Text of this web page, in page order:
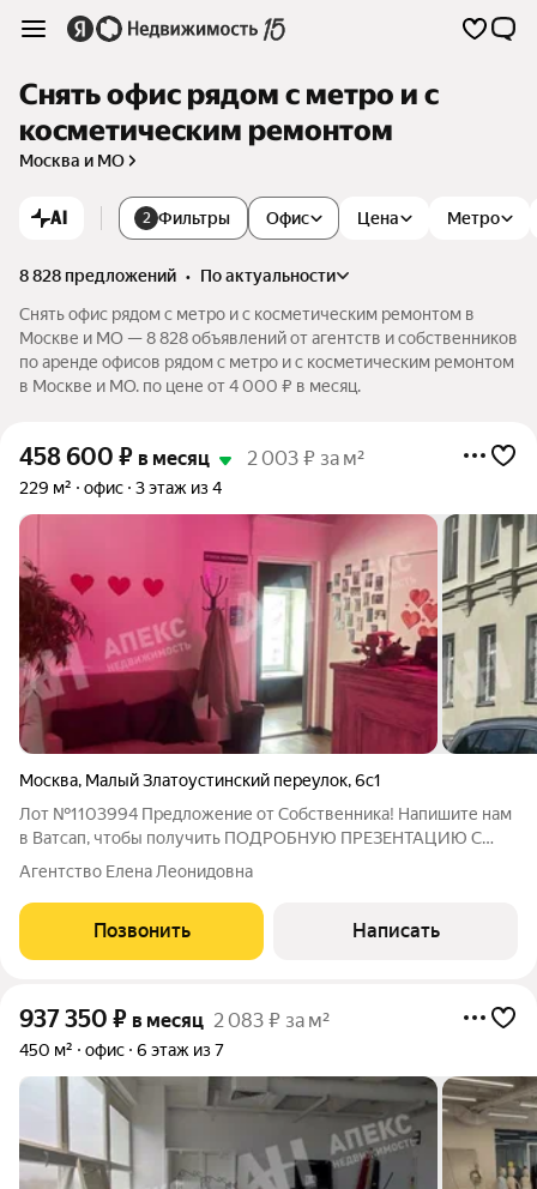
Снять офис рядом с метро и с
косметическим ремонтом
Москва и МО
AI 2 Фильтры Офис Цена Метро
8 828 предложений •
по актуальности
Снять офис рядом с метро и с косметическим ремонтом в
Москве и МО — 8 828 объявлений от агентств и собственников
по аренде офисов рядом с метро и с косметическим ремонтом
в Москве и МО. по цене от 4 000 ₽ в месяц.
458 600 ₽ в месяц 2 003 ₽ за м²
229 м² офис 3 этаж из 4
Москва, Малый Златоустинский переулок,6с1
Лот №1103994 Предложение от Собственника! Напишите нам
в Ватсап, чтобы получить ПОДРОБНУЮ ПРЕЗЕНТАЦИЮ С
ПЛАНИРОВКОЙ И ФОТОГРАФИЯМИ! Предлагается в аренду
помещение общей площадью 229,3 квадратных метра,
расположенное на третьем этаже. Высота потолков
Агентство Елена Леонидовна
Позвонить Написать
937 350 ₽ в месяц 2 083 ₽ за м²
450 м² офис 6 этаж из 7